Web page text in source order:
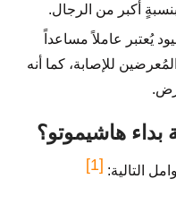
أكبر من الرجال.
يُعتبر عاملاً مساعداً
للإصابة، كما أنه
هاشيموتو؟
التالية: [1]